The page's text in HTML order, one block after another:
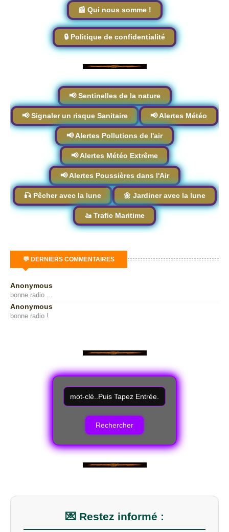
📰 Qui nous somme !
🔒 Politique de confidentialité
📢 Sentinelles de la nature
📢 Signaler un risque Sanitaire 📢 Alertes Météo
📢 Alertes Pollutions de l'air
📢 Alertes Météo Extrême
📢 Alertes Poussières dans l'Air
🎣 Pêcher avec la lune 🌼 Jardiner avec la lune
🚤 Trafic Maritime
💬 DERNIERS COMMENTAIRES
Anonymous
bonne radio ...
Anonymous
bonne radio !
R
e
c
n
o
t
💌 Restez informé :